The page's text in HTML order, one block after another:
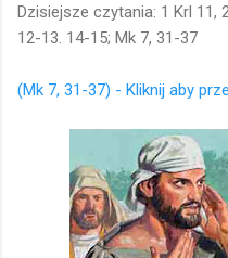
Dzisiejsze czytania: 1 Krl 11,
12-13. 14-15; Mk 7, 31-37
(Mk 7, 31-37) - Kliknij aby